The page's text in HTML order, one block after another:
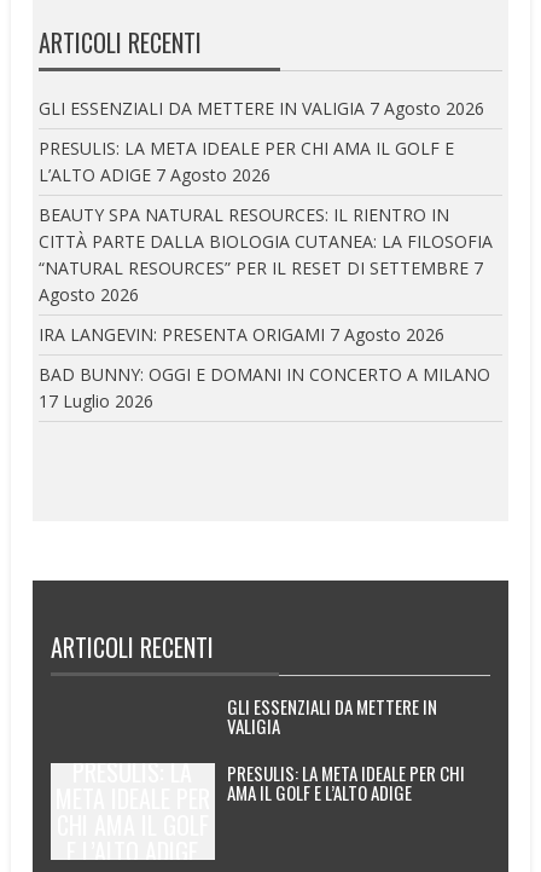
ARTICOLI RECENTI
GLI ESSENZIALI DA METTERE IN VALIGIA 7 Agosto 2026
PRESULIS: LA META IDEALE PER CHI AMA IL GOLF E
L’ALTO ADIGE 7 Agosto 2026
BEAUTY SPA NATURAL RESOURCES: IL RIENTRO IN
CITTÀ PARTE DALLA BIOLOGIA CUTANEA: LA FILOSOFIA
“NATURAL RESOURCES” PER IL RESET DI SETTEMBRE 7
Agosto 2026
IRA LANGEVIN: PRESENTA ORIGAMI 7 Agosto 2026
BAD BUNNY: OGGI E DOMANI IN CONCERTO A MILANO
17 Luglio 2026
ARTICOLI RECENTI
GLI ESSENZIALI DA METTERE IN
VALIGIA
PRESULIS: LA
E L’ALTO ADIGE
PRESULIS: LA META IDEALE PER CHI
AMA IL GOLF E L’ALTO ADIGE